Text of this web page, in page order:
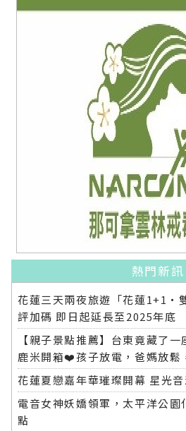
熱門新訊
花蓮三天兩夜旅遊「花蓮1+1‧
評加碼 即日起延長至2025年底
【親子景點推薦】台東竟藏了
鹿米開箱❤️孩子放電，爸媽放鬆
花蓮夏戀嘉年華璀璨開幕 星光
電音女神妖嬌領軍，太平洋公園
點